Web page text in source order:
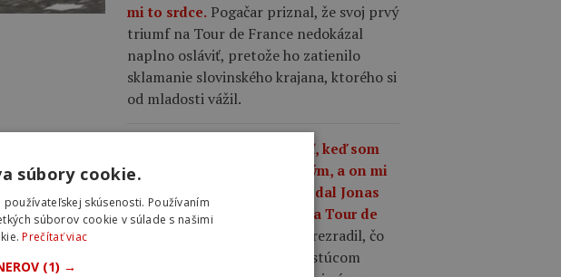
mi to srdce. Pogačar priznal, že svoj prvý
triumf na Tour de France nedokázal
naplno osláviť, pretože ho zatienilo
sklamanie slovinského krajana, ktorého si
od mladosti vážil.
„Čo mám robiť, keď som
lepší ako kedykoľvek predtým, a on mi
napriek tomu odíde?,“ povedal Jonas
Vingegaard o Pogačarovi na Tour de
Mattias Skjelmose prezradil, čo
mu povedal Vingegaard o rastúcom
súbory cookie.
skúsenosti. Používaním
súborov cookie v súlade s našimi
Prečítať viac
(1) →